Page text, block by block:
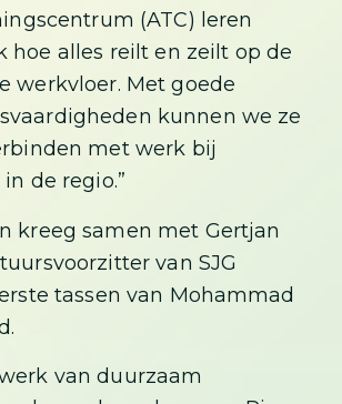
(ATC) leren
hoe alles reilt en zeilt op de
werkvloer. Met goede
kunnen we ze
met werk bij
de regio.”
kreeg samen met Gertjan
van SJG
tassen van Mohammad
van duurzaam